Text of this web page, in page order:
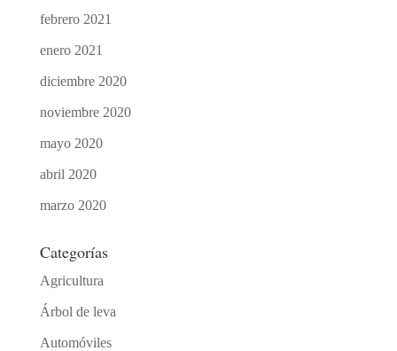
febrero 2021
enero 2021
diciembre 2020
noviembre 2020
mayo 2020
abril 2020
marzo 2020
Categorías
Agricultura
Árbol de leva
Automóviles